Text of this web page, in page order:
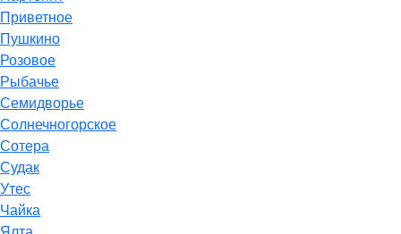
Приветное
Пушкино
Розовое
Рыбачье
Семидворье
Солнечногорское
Сотера
Судак
Утес
Чайка